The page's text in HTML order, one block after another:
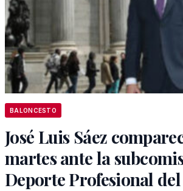
BALONCESTO
José Luis Sáez
martes ante la
Deporte Profesional